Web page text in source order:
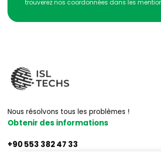
trouverez nos coordonnées dans les
Nous résolvons tous les problèmes !
Obtenir des informations
+90 553 382 47 33